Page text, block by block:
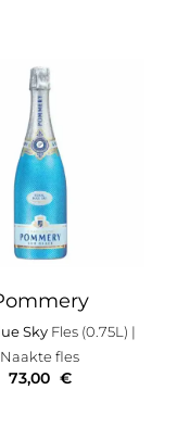
Sky Fles (0.75L) |
Naakte fles
73,00 €